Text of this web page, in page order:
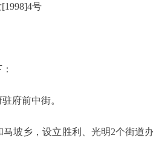
号
府前中街。
乡，设立胜利、光明2个街道